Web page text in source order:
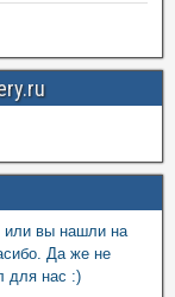
или вы нашли на
Да же не
для нас :)